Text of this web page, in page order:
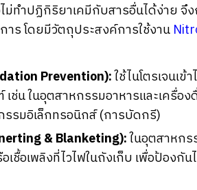
ม่ทำปฏิกิริยาเคมีกับสารอื่นได้ง่าย จึ
ร โดยมีวัตถุประสงค์การใช้งาน
Prevention):ใช้ไนโตรเจนเข้
น ในอุตสาหกรรมอาหารและเครื่อ
รรมอิเล็กทรอนิกส์ (การบัดกรี)
& Blanketing):ในอุตสาหกร
เชื้อเพลิงที่ไวไฟในถังเก็บ เพื่อป้องกั